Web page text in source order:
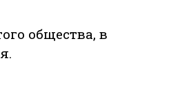
общества, в